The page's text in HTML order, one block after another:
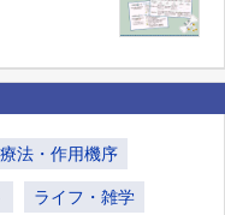
法・作用機序
ライフ・雑学